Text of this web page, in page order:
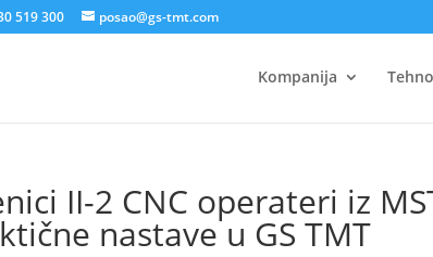
519 300 posao@gs-tmt.com
Kompanija
II-2 CNC operateri iz
nastave u GS TMT